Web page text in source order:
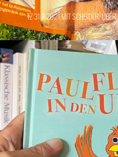
TZ 31.8.2021 MIT SCHEIDER: